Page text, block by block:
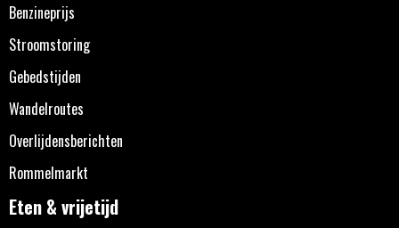
Benzineprijs
Stroomstoring
Gebedstijden
Wandelroutes
Overlijdensberichten
Rommelmarkt
Eten & vrijetijd